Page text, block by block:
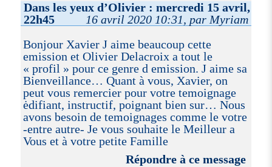
Dans les yeux d’Olivier : mercredi 15 avril,
22h45
16 avril 2020 10:31, par Myriam
Bonjour Xavier J aime beaucoup cette
emission et Olivier Delacroix a tout le
« profil » pour ce genre d emission. J aime sa
Bienveillance… Quant à vous, Xavier, on
peut vous remercier pour votre temoignage
ėdifiant, instructif, poignant bien sur… Nous
avons besoin de temoignages comme le votre
-entre autre- Je vous souhaite le Meilleur a
Vous et à votre petite Famille
Répondre à ce message